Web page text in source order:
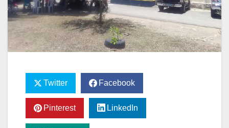
Twitter Facebook
Pinterest LinkedIn